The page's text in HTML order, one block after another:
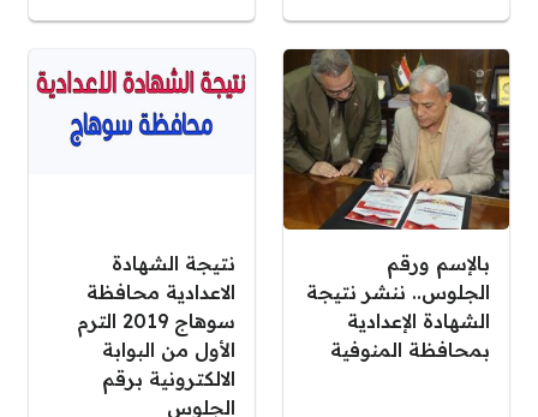
بالإسم ورقم
الجلوس.. ننشر نتيجة
الشهادة الإعدادية
بمحافظة المنوفية
نتيجة الشهادة
الاعدادية محافظة
سوهاج 2019 الترم
الأول من البوابة
الالكترونية برقم
الجلوس